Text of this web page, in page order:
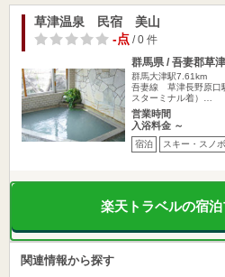
草津温泉 民宿 美山
-点/ 0 件
群馬県 / 吾妻郡草
群馬大津駅7.61km
吾妻線 草津長野原口
スターミナル着）…
営業時間
入浴料金 ～
宿泊 スキー・スノボ
楽天トラベルの宿
関連情報から探す